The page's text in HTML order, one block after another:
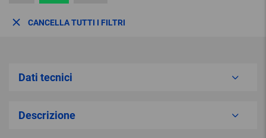
CANCELLA TUTTI I FILTRI
Dati tecnici
Descrizione